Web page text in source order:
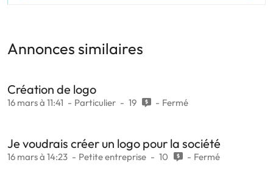
Annonces similaires
Création de logo
16 mars à 11:41 Particulier 19 Fermé
Je voudrais créer un logo pour la société
16 mars à 14:23 Petite entreprise 10 Fermé